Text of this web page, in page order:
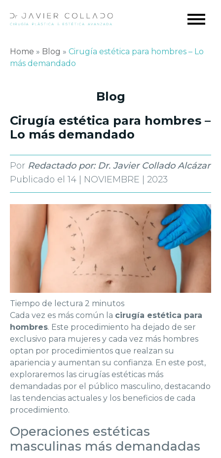
Home » Blog » Cirugía estética para hombres – Lo
más demandado
Blog
Cirugía estética para hombres –
Lo más demandado
Por Redactado por: Dr. Javier Collado Alcázar
Publicado el 14 | NOVIEMBRE | 2023
Tiempo de lectura 2 minutos
Cada vez es más común la cirugía estética para
hombres. Este procedimiento ha dejado de ser
exclusivo para mujeres y cada vez más hombres
optan por procedimientos que realzan su
apariencia y aumentan su confianza. En este post,
exploraremos las cirugías estéticas más
demandadas por el público masculino, destacando
las tendencias actuales y los beneficios de cada
procedimiento.
Operaciones estéticas
masculinas más demandadas